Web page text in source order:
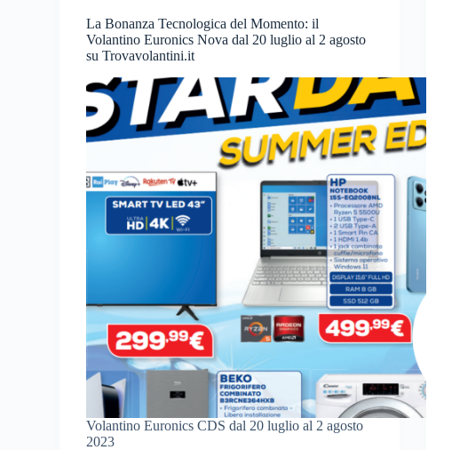
La Bonanza Tecnologica del Momento: il
Volantino Euronics Nova dal 20 luglio al 2 agosto
su Trovavolantini.it
Volantino Euronics CDS dal 20 luglio al 2 agosto
2023